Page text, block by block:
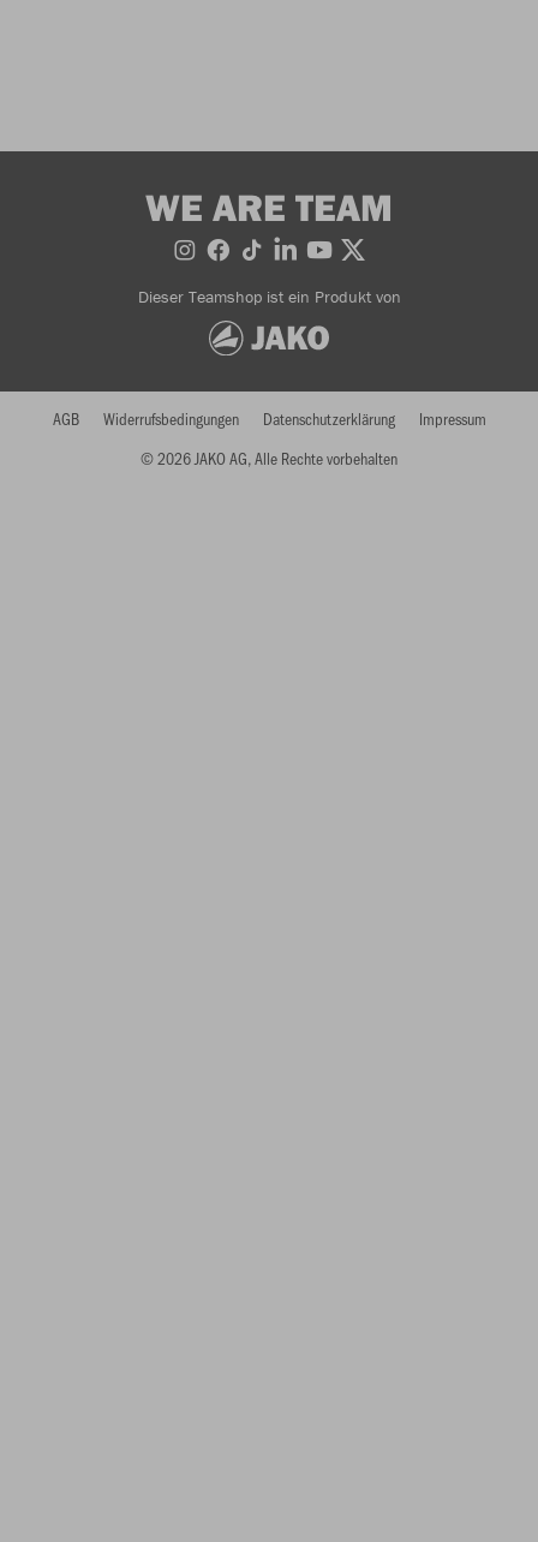
WE ARE TEAM
Dieser Teamshop ist ein Produkt von
© 2026 JAKO AG, Alle Rechte vorbehalten
AGB Widerrufsbedingungen Datenschutzerklärung Impressum